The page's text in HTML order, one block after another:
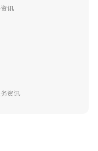
讯
资讯